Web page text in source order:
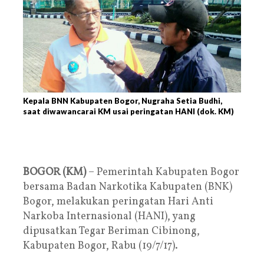
Kepala BNN Kabupaten Bogor, Nugraha Setia Budhi,
saat diwawancarai KM usai peringatan HANI (dok. KM)
BOGOR (KM)– Pemerintah Kabupaten Bogor
bersama Badan Narkotika Kabupaten (BNK)
Bogor, melakukan peringatan Hari Anti
Narkoba Internasional (HANI), yang
dipusatkan Tegar Beriman Cibinong,
Kabupaten Bogor, Rabu (19/7/17).